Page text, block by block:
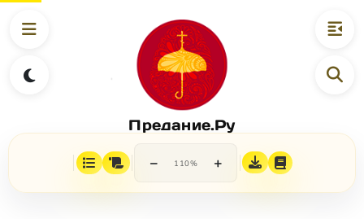
Предание.Ру
− 110% +